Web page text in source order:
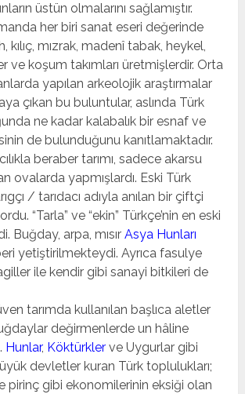
üstün olmalarını sağlamıştır.
her biri sanat eseri değerinde
kılıç, mızrak, madenî tabak, heykel,
ve koşum takımları üretmişlerdir. Orta
yapılan arkeolojik araştırmalar
çıkan bu buluntular, aslında Türk
ne kadar kalabalık bir esnaf ve
de bulunduğunu kanıtlamaktadır.
beraber tarımı, sadece akarsu
ovalarda yapmışlardı. Eski Türk
/ tarıdacı adıyla anılan bir çiftçi
“Tarla” ve “ekin” Türkçe’nin en eski
Buğday, arpa, mısırAsya Hunları
yetiştirilmekteydi. Ayrıca fasulye
ile kendir gibi sanayi bitkileri de
tarımda kullanılan başlıca aletler
değirmenlerde un hâline
Hunlar, Köktürkler ve Uygurlar gibi
devletler kuran Türk toplulukları;
pirinç gibi ekonomilerinin eksiği olan